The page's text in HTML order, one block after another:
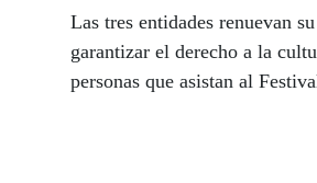
Las tres entidades renuevan
garantizar el derecho a la
personas que asistan al